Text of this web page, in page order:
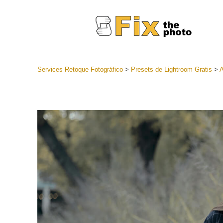
Servicios
Ajustes
Services Retoque Fotográfico> Presets de Lightroom Gratis >